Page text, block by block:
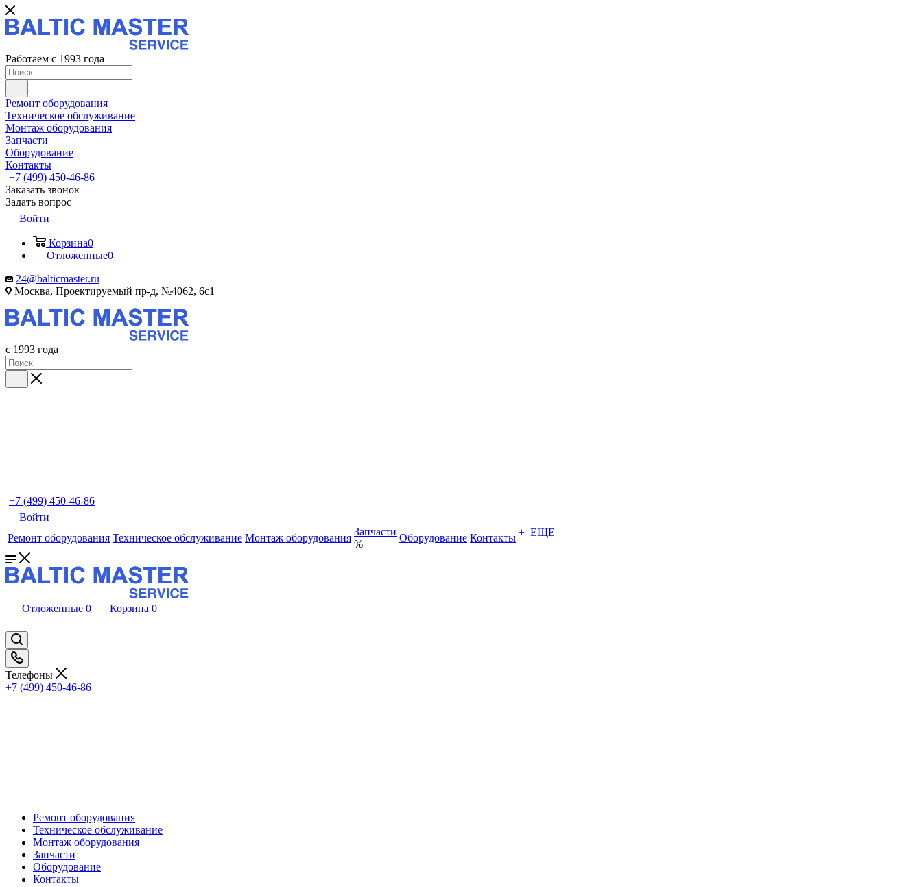
Работаем с 1993 года
Ремонт оборудования
Техническое обслуживание
Монтаж оборудования
Запчасти
Оборудование
Контакты
+7 (499) 450-46-86
Заказать звонок
Задать вопрос
Войти
Корзина0
Отложенные0
24@balticmaster.ru
Москва, Проектируемый пр-д, №4062, 6с1
с 1993 года
+7 (499) 450-46-86
Войти
Ремонт оборудования Техническое обслуживание Монтаж оборудования
Запчасти
%
Оборудование Контакты + ЕЩЕ
Отложенные 0 Корзина 0
Телефоны
+7 (499) 450-46-86
Ремонт оборудования
Техническое обслуживание
Монтаж оборудования
Запчасти
Оборудование
Контакты